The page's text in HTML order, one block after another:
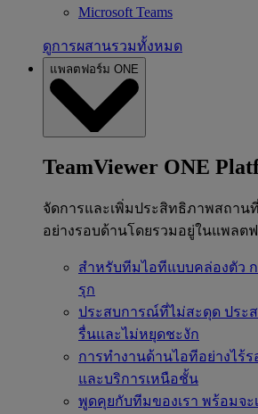
Microsoft Teams
ดูการผสานรวมทั้งหมด
แพลตฟอร์ม ONE
TeamViewer ONE
จัดการและเพิ่มประสิทธิภาพสถา
อย่างรอบด้านโดยรวมอยู่ในแพลตฟ
สำหรับทีมไอทีแบบคล่องตัว
รุก
ประสบการณ์ที่ไม่สะดุด ประ
รื่นและไม่หยุดชะงัก
การทำงานด้านไอทีอย่างไร้ร
และบริการเหนือชั้น
พูดคุยกับทีมของเรา พร้อมจะ